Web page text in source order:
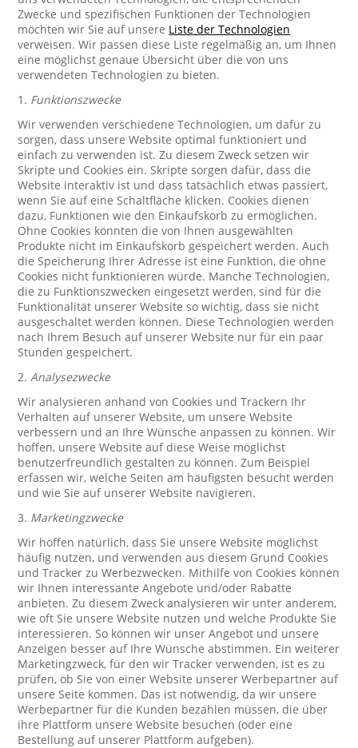
Zwecke und spezifischen Funktionen der Technologien
möchten wir Sie auf unsere Liste der Technologien
verweisen. Wir passen diese Liste regelmäßig an, um Ihnen
eine möglichst genaue Übersicht über die von uns
verwendeten Technologien zu bieten.
1. Funktionszwecke
Wir verwenden verschiedene Technologien, um dafür zu
sorgen, dass unsere Website optimal funktioniert und
einfach zu verwenden ist. Zu diesem Zweck setzen wir
Skripte und Cookies ein. Skripte sorgen dafür, dass die
Website interaktiv ist und dass tatsächlich etwas passiert,
wenn Sie auf eine Schaltfläche klicken. Cookies dienen
dazu, Funktionen wie den Einkaufskorb zu ermöglichen.
Ohne Cookies könnten die von Ihnen ausgewählten
Produkte nicht im Einkaufskorb gespeichert werden. Auch
die Speicherung Ihrer Adresse ist eine Funktion, die ohne
Cookies nicht funktionieren würde. Manche Technologien,
die zu Funktionszwecken eingesetzt werden, sind für die
Funktionalität unserer Website so wichtig, dass sie nicht
ausgeschaltet werden können. Diese Technologien werden
nach Ihrem Besuch auf unserer Website nur für ein paar
Stunden gespeichert.
2.Analysezwecke
Wir analysieren anhand von Cookies und Trackern Ihr
Verhalten auf unserer Website, um unsere Website
verbessern und an Ihre Wünsche anpassen zu können. Wir
hoffen, unsere Website auf diese Weise möglichst
benutzerfreundlich gestalten zu können. Zum Beispiel
erfassen wir, welche Seiten am häufigsten besucht werden
und wie Sie auf unserer Website navigieren.
3. Marketingzwecke
Wir hoffen natürlich, dass Sie unsere Website möglichst
häufig nutzen, und verwenden aus diesem Grund Cookies
und Tracker zu Werbezwecken. Mithilfe von Cookies können
wir Ihnen interessante Angebote und/oder Rabatte
anbieten. Zu diesem Zweck analysieren wir unter anderem,
wie oft Sie unsere Website nutzen und welche Produkte Sie
interessieren. So können wir unser Angebot und unsere
Anzeigen besser auf Ihre Wünsche abstimmen. Ein weiterer
Marketingzweck, für den wir Tracker verwenden, ist es zu
prüfen, ob Sie von einer Website unserer Werbepartner auf
unsere Seite kommen. Das ist notwendig, da wir unsere
Werbepartner für die Kunden bezahlen müssen, die über
ihre Plattform unsere Website besuchen (oder eine
Bestellung auf unserer Plattform aufgeben).